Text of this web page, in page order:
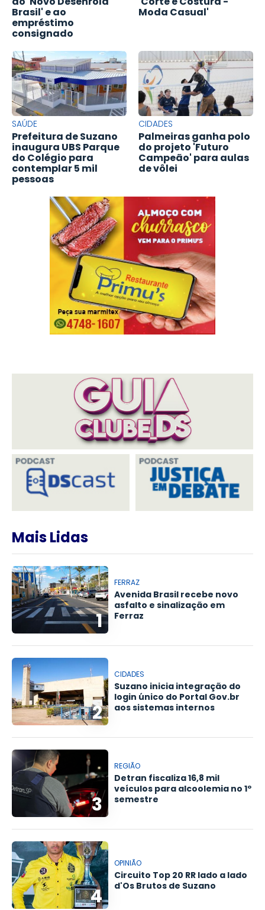
Brasil' e ao
empréstimo
consignado
Moda Casual'
SAÚDE
Prefeitura de Suzano
inaugura UBS Parque
do Colégio para
contemplar 5 mil
pessoas
CIDADES
Palmeiras ganha polo
do projeto 'Futuro
Campeão' para aulas
de vôlei
Mais Lidas
1
FERRAZ
Avenida Brasil recebe novo
asfalto e sinalização em
Ferraz
2
CIDADES
Suzano inicia integração do
login único do Portal Gov.br
aos sistemas internos
3
REGIÃO
Detran fiscaliza 16,8 mil
veículos para alcoolemia no 1º
semestre
4
OPINIÃO
Circuito Top 20 RR lado a lado
d'Os Brutos de Suzano